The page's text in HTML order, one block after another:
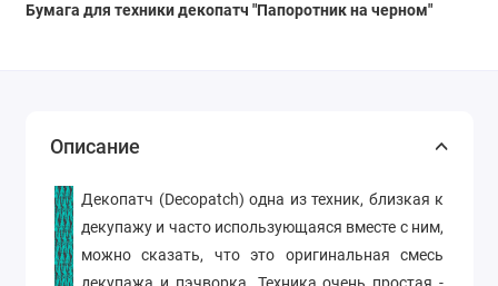
Бумага для техники декопатч "Папоротник на черном"
Описание
Декопатч (Decopatch) одна из техник, близкая к
декупажу и часто использующаяся вместе с ним,
можно сказать, что это оригинальная смесь